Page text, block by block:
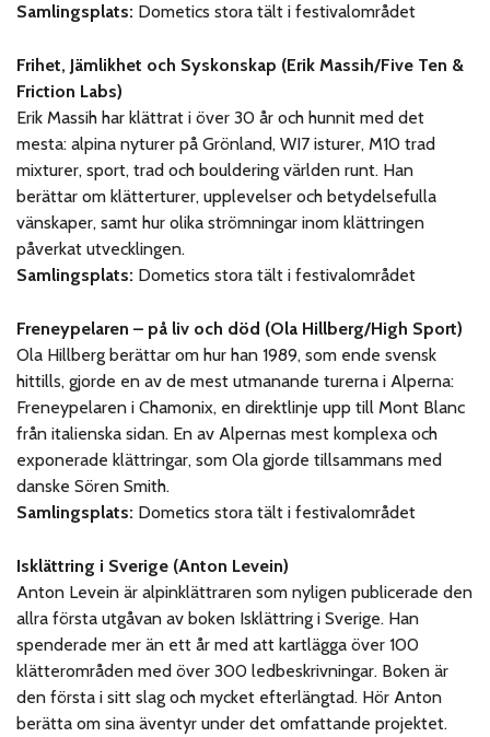
Samlingsplats: Dometics stora tält i festivalområdet
Frihet, Jämlikhet och Syskonskap (Erik Massih/Five Ten &
Friction Labs)
Erik Massih har klättrat i över 30 år och hunnit med det
mesta: alpina nyturer på Grönland, WI7 isturer, M10 trad
mixturer, sport, trad och bouldering världen runt. Han
berättar om klätterturer, upplevelser och betydelsefulla
vänskaper, samt hur olika strömningar inom klättringen
påverkat utvecklingen.
Samlingsplats: Dometics stora tält i festivalområdet
Freneypelaren – på liv och död (Ola Hillberg/High Sport)
Ola Hillberg berättar om hur han 1989, som ende svensk
hittills, gjorde en av de mest utmanande turerna i Alperna:
Freneypelaren i Chamonix, en direktlinje upp till Mont Blanc
från italienska sidan. En av Alpernas mest komplexa och
exponerade klättringar, som Ola gjorde tillsammans med
danske Sören Smith.
Samlingsplats: Dometics stora tält i festivalområdet
Isklättring i Sverige (Anton Levein)
Anton Levein är alpinklättraren som nyligen publicerade den
allra första utgåvan av boken Isklättring i Sverige. Han
spenderade mer än ett år med att kartlägga över 100
klätterområden med över 300 ledbeskrivningar. Boken är
den första i sitt slag och mycket efterlängtad. Hör Anton
berätta om sina äventyr under det omfattande projektet.